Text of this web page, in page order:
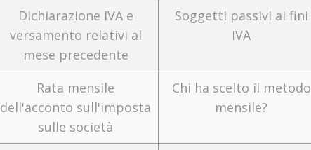
Dichiarazione IVA e
versamento relativi al
mese precedente
Soggetti passivi ai fini
IVA
Rata mensile
dell'acconto sull'imposta
sulle società
Chi ha scelto il metodo
mensile?